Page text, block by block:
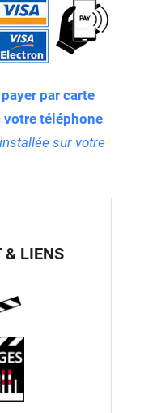
par carte
votre téléphone
sur votre
& LIENS